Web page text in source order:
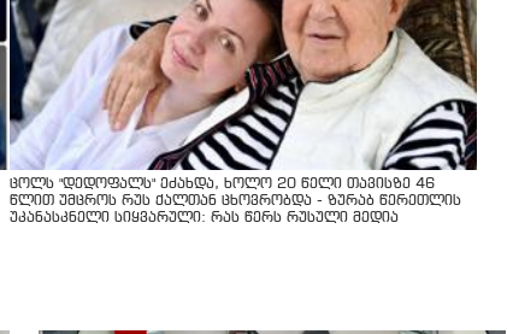
ცოლს "დედოფალს" ეძახდა, ხოლო 20 წელი თავისზე 46
წლით უმცროს რუს ქალთან ცხოვრობდა - ზურაბ წერეთლის
უკანასკნელი სიყვარული: რას წერს რუსული მედია